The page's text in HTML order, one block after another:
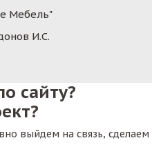
Мебель"
И.С.
сайту?
выйдем на связь, сделаем